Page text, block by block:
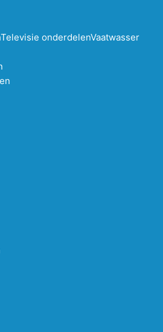
Televisie onderdelenVaatwasser